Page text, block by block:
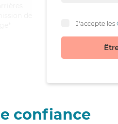
de
J'accepte les
confiance